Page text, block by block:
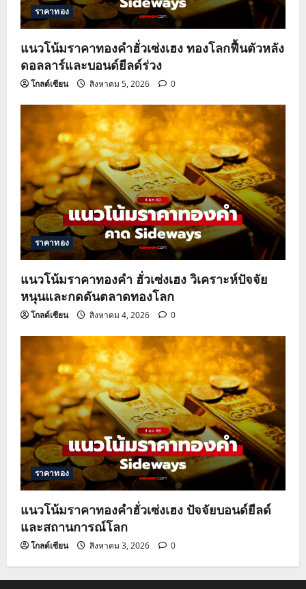
ราคาทอง
แนวโน้มราคาทองคำฮั่วเซ่งเฮง ทองโลกฟื้นตัวหลัง
ดอลลาร์และบอนด์ยีลด์ร่วง
โกลด์เซียน สิงหาคม 5, 2026 0
ราคาทอง
แนวโน้มราคาทองคำ ฮั่วเซ่งเฮง วิเคราะห์ปัจจัย
หนุนและกดดันตลาดทองโลก
โกลด์เซียน สิงหาคม 4, 2026 0
ราคาทอง
แนวโน้มราคาทองคำฮั่วเซ่งเฮง ปัจจัยบอนด์ยีลด์
และสถานการณ์โลก
โกลด์เซียน สิงหาคม 3, 2026 0